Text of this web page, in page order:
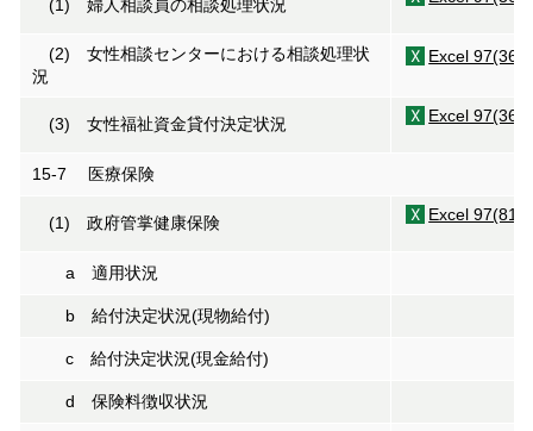
(1) 婦人相談員の相談処理状況
(2) 女性相談センターにおける相談処理状
況
Excel
(3) 女性福祉資金貸付決定状況 Excel
15-7 医療保険
(1) 政府管掌健康保険 Excel
a 適用状況
b 給付決定状況(現物給付)
c 給付決定状況(現金給付)
d 保険料徴収状況